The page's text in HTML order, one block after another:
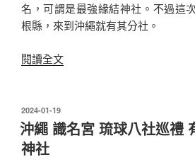
名，可謂是最強緣結神社。不過這
根縣，來到沖繩就有其分社。
閱讀全文〈沖
市
發
佈
於
2024-01-19
沖繩 識名宮 琉球八社巡禮
神社